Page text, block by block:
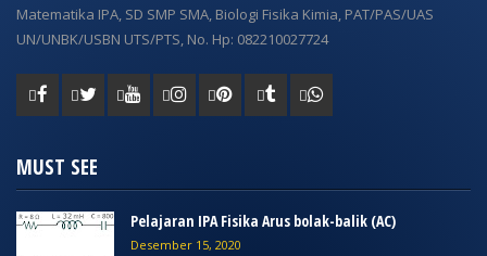
Matematika IPA, SD SMP SMA, Biologi Fisika Kimia, PAT/PAS/UAS
UN/UNBK/USBN UTS/PTS, No. Hp: 082210027724
MUST SEE
Pelajaran IPA Fisika Arus bolak-balik (AC)
Desember 15, 2020